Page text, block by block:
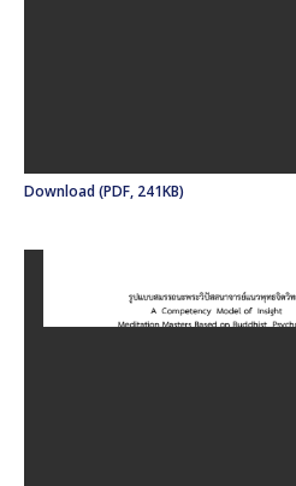
Download (PDF, 241KB)